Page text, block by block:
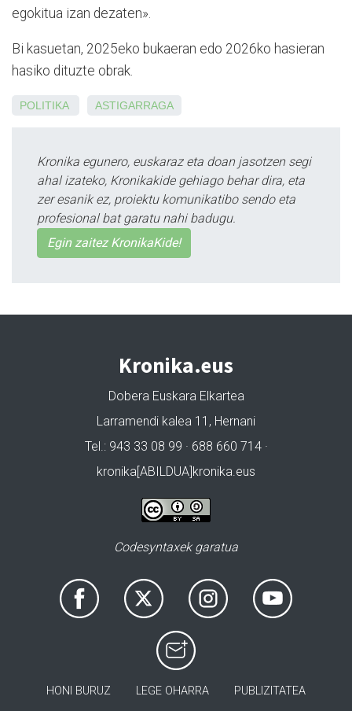
egokitua izan dezaten».
Bi kasuetan, 2025eko bukaeran edo 2026ko hasieran
hasiko dituzte obrak.
POLITIKA ASTIGARRAGA
Kronika egunero, euskaraz eta doan jasotzen segi
ahal izateko, Kronikakide gehiago behar dira, eta
zer esanik ez, proiektu komunikatibo sendo eta
profesional bat garatu nahi badugu.
Egin zaitez KronikaKide!
Kronika.eus
Dobera Euskara Elkartea
Larramendi kalea 11, Hernani
Tel.: 943 33 08 99 · 688 660 714 ·
kronika[ABILDUA]kronika.eus
Codesyntaxek garatua
HONI BURUZ LEGE OHARRA PUBLIZITATEA